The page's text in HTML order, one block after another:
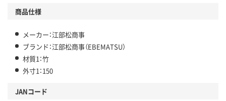
商品仕様
メーカー：江部松商事
ブランド：江部松商事（EBEMATSU）
材質1：竹
外寸1：150
JANコード